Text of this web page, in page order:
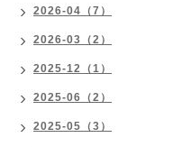
2026-04（7）
2026-03（2）
2025-12（1）
2025-06（2）
2025-05（3）